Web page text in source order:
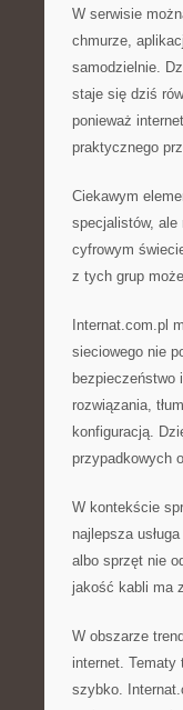
W serwisie
chmurze,
samodzielnie.
staje się dziś
ponieważ
praktycznego
Ciekawym
specjalistów,
cyfrowym
z tych grup
Internat.com.pl
sieciowego nie
bezpieczeństwo
rozwiązania,
konfiguracją.
przypadkowych
W kontekście
najlepsza
albo sprzęt nie
jakość kabli ma
W obszarze
internet. Tematy
szybko.